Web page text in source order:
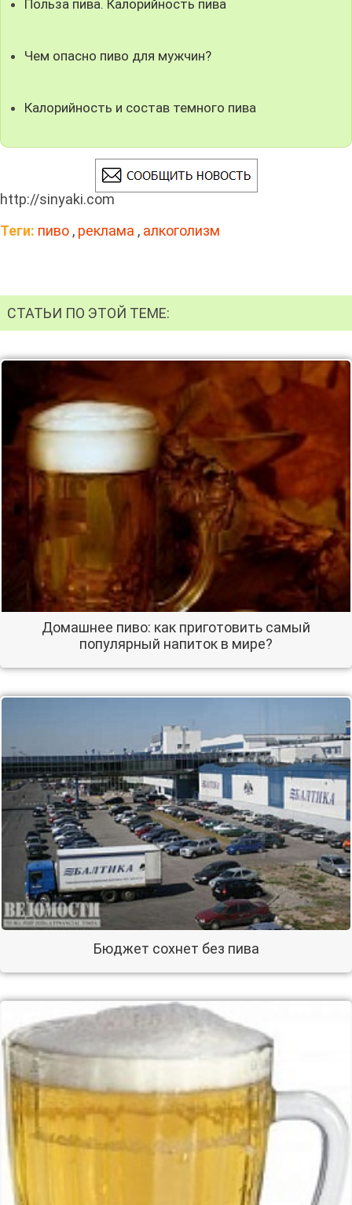
Польза пива. Калорийность пива
Чем опасно пиво для мужчин?
Калорийность и состав темного пива
http://sinyaki.com
Теги: пиво , реклама , алкоголизм
СТАТЬИ ПО ЭТОЙ ТЕМЕ:
Домашнее пиво: как приготовить самый
популярный напиток в мире?
Бюджет сохнет без пива